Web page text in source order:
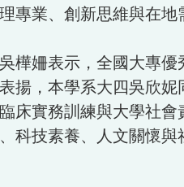
專業、創新思維與在地
姍表示，全國大專優
揚，本學系大四吳欣
床實務訓練與大學社
科技素養、人文關懷